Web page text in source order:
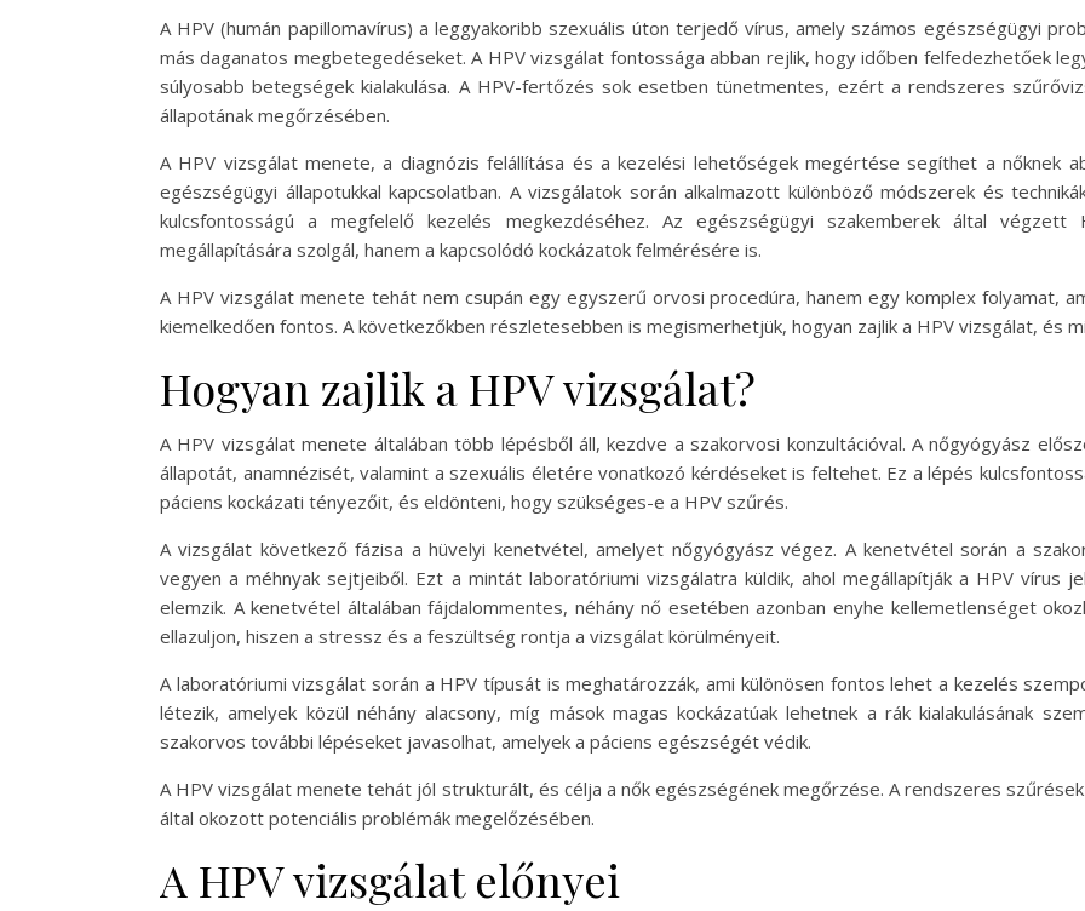
A HPV (humán papillomavírus) a leggyakoribb szexuális úton terjedő vírus, amely számos egészségügyi
más daganatos megbetegedéseket. A HPV vizsgálat fontossága abban rejlik, hogy időben felfedezhetőek
súlyosabb betegségek kialakulása. A HPV-fertőzés sok esetben tünetmentes, ezért a rendszeres
állapotának megőrzésében.
A HPV vizsgálat menete, a diagnózis felállítása és a kezelési lehetőségek megértése segíthet a nőknek
egészségügyi állapotukkal kapcsolatban. A vizsgálatok során alkalmazott különböző módszerek és
kulcsfontosságú a megfelelő kezelés megkezdéséhez. Az egészségügyi szakemberek által
megállapítására szolgál, hanem a kapcsolódó kockázatok felmérésére is.
A HPV vizsgálat menete tehát nem csupán egy egyszerű orvosi procedúra, hanem egy komplex folyamat,
kiemelkedően fontos. A következőkben részletesebben is megismerhetjük, hogyan zajlik a HPV vizsgálat, és
Hogyan zajlik a HPV vizsgálat?
A HPV vizsgálat menete általában több lépésből áll, kezdve a szakorvosi konzultációval. A nőgyógyász
állapotát, anamnézisét, valamint a szexuális életére vonatkozó kérdéseket is feltehet. Ez a lépés
páciens kockázati tényezőit, és eldönteni, hogy szükséges-e a HPV szűrés.
A vizsgálat következő fázisa a hüvelyi kenetvétel, amelyet nőgyógyász végez. A kenetvétel során a
vegyen a méhnyak sejtjeiből. Ezt a mintát laboratóriumi vizsgálatra küldik, ahol megállapítják a HPV
elemzik. A kenetvétel általában fájdalommentes, néhány nő esetében azonban enyhe kellemetlenséget
ellazuljon, hiszen a stressz és a feszültség rontja a vizsgálat körülményeit.
A laboratóriumi vizsgálat során a HPV típusát is meghatározzák, ami különösen fontos lehet a kezelés
létezik, amelyek közül néhány alacsony, míg mások magas kockázatúak lehetnek a rák kialakulásának
szakorvos további lépéseket javasolhat, amelyek a páciens egészségét védik.
A HPV vizsgálat menete tehát jól strukturált, és célja a nők egészségének megőrzése. A rendszeres
által okozott potenciális problémák megelőzésében.
A HPV vizsgálat előnyei